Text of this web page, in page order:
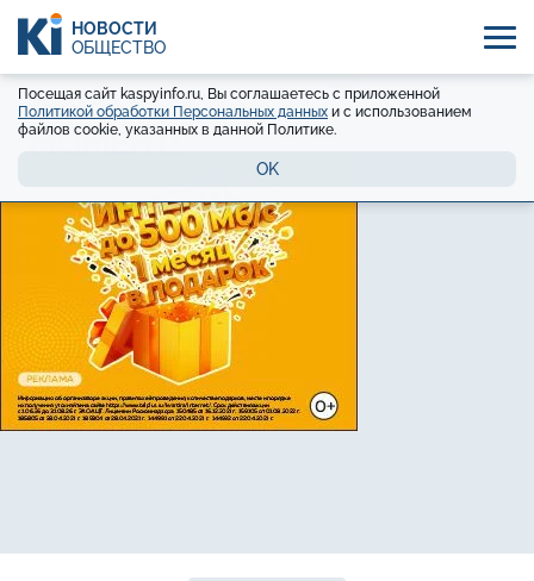
НОВОСТИ
ОБЩЕСТВО
Посещая сайт kaspyinfo.ru, Вы соглашаетесь с приложенной
Политикой обработки Персональных данных и с использованием
файлов cookie, указанных в данной Политике.
OK